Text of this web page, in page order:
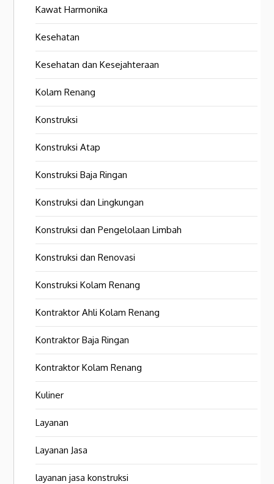
Kawat Harmonika
Kesehatan
Kesehatan dan Kesejahteraan
Kolam Renang
Konstruksi
Konstruksi Atap
Konstruksi Baja Ringan
Konstruksi dan Lingkungan
Konstruksi dan Pengelolaan Limbah
Konstruksi dan Renovasi
Konstruksi Kolam Renang
Kontraktor Ahli Kolam Renang
Kontraktor Baja Ringan
Kontraktor Kolam Renang
Kuliner
Layanan
Layanan Jasa
layanan jasa konstruksi